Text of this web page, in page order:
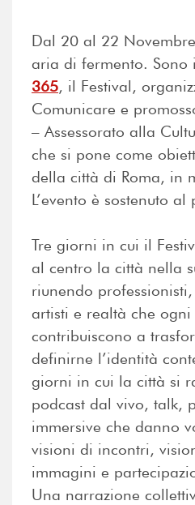
Dal 20 al 22
aria di fermento.
365, il Festival,
Comunicare e
– Assessorato alla
che si pone come
della città di Roma, in
L’evento è sostenuto al
Tre giorni in cui il
al centro la città nella
riunendo
artisti e realtà che
contribuiscono a
definirne l’identità
giorni in cui la città si
podcast dal vivo, talk,
immersive che danno
visioni di incontri,
immagini e
Una narrazione